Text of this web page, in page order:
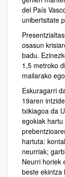
del País
unibertsitate
osasun
badu.
1,5 metroko
mailarako
Eskuragarri
19aren
txikiagoa da
egokiak
hartuta:
neurriak;
Neurri horiek
beste ekintza